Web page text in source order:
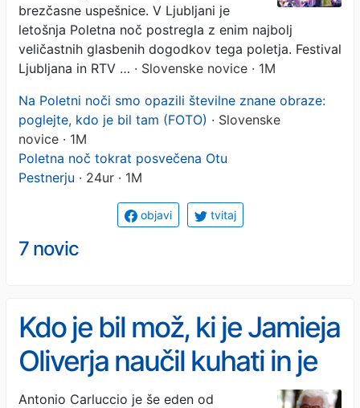
brezčasne uspešnice. V Ljubljani je
letošnja Poletna noč postregla z enim najbolj
veličastnih glasbenih dogodkov tega poletja. Festival
Ljubljana in RTV … · Slovenske novice · 1M
Na Poletni noči smo opazili številne znane obraze:
poglejte, kdo je bil tam (FOTO) · Slovenske
novice · 1M
Poletna noč tokrat posvečena Otu
Pestnerju · 24ur · 1M
objavi tvitaj
7 novic
Kdo je bil mož, ki je Jamieja
Oliverja naučil kuhati in je
odkril pravo Italijo
Antonio Carluccio je še eden od